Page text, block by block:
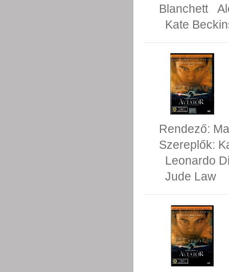
Blanchett
Kate
Rendező:
Szereplők:
Leonardo
Jude Law